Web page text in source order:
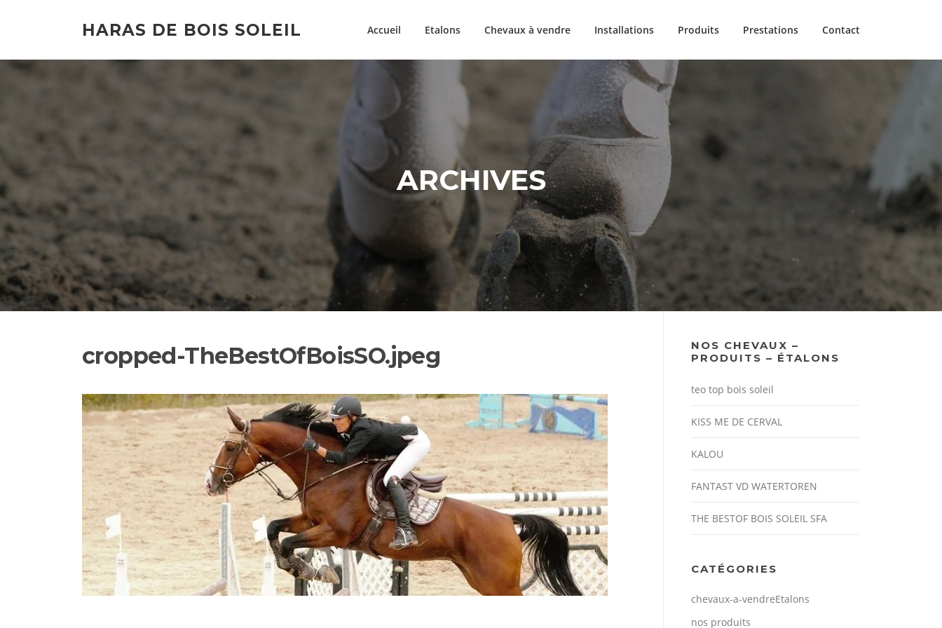
HARAS DE BOIS SOLEIL Accueil Etalons Chevaux à vendre Installations Produits Prestations Contact
ARCHIVES
cropped-TheBestOfBoisSO.jpeg
NOS CHEVAUX –
PRODUITS – ÉTALONS
teo top bois soleil
KISS ME DE CERVAL
KALOU
FANTAST VD WATERTOREN
THE BESTOF BOIS SOLEIL SFA
CATÉGORIES
chevaux-a-vendreEtalons
nos produits